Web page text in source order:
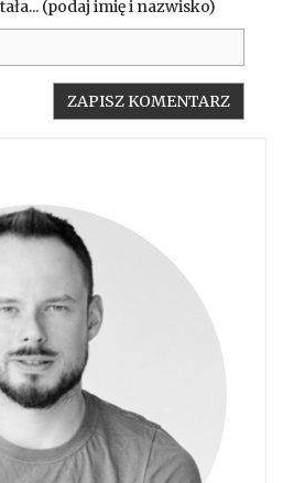
(podaj imię i nazwisko)